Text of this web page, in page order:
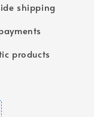
shipping
products